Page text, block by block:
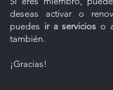
deseas activar o
puedes ir a servicios o
también.
¡Gracias!